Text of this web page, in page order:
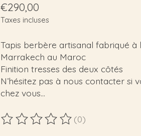
€290,00
Taxes incluses
Tapis berbère artisanal fabriqué à
Marrakech au Maroc
Finition tresses des deux côtés
N’hésitez pas à nous contacter si
chez vous…
Ce produit est évalué à
(0)